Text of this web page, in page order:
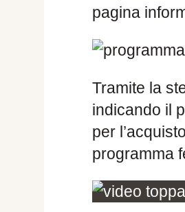
pagina
Tramite la
indicando il
per
programma